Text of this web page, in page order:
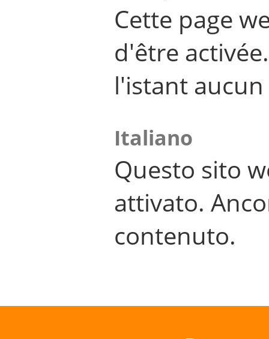
Cette page
d'être
l'istant
Italiano
Questo sito
attivato.
contenuto.